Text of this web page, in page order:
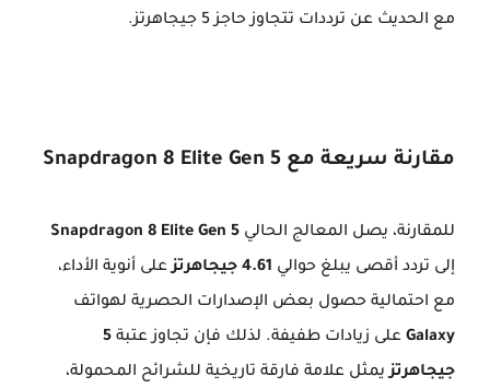
مع الحديث عن ترددات تتجاوز حاجز 5 جيجاهرتز.
مقارنة سريعة مع Snapdragon 8 Elite Gen 5
للمقارنة، يصل المعالج الحالي Snapdragon 8 Elite Gen 5
إلى تردد أقصى يبلغ حوالي 4.61 جيجاهرتز
على أنوية الأداء،
مع احتمالية حصول بعض الإصدارات الحصرية لهواتف
Galaxy على زيادات طفيفة. لذلك فإن تجاوز عتبة 5
جيجاهرتزيمثل علامة فارقة تاريخية للشرائح المحمولة،